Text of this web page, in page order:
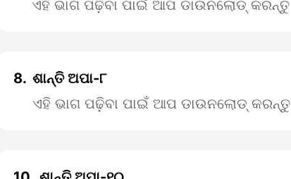
ଏହି ଭାଗ ପଢ଼ିବା ପାଇଁ ଆପ ଡାଉନଲୋଡ୍ କରନ୍ତୁ
8. ଶାନ୍ତି ଅପା-୮
ଏହି ଭାଗ ପଢ଼ିବା ପାଇଁ ଆପ ଡାଉନଲୋଡ୍ କରନ୍ତୁ